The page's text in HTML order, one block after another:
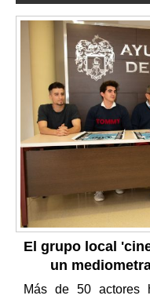
El grupo local
un
Más de 50 actores